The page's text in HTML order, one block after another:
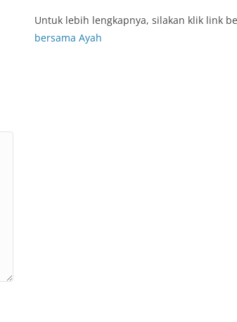
Untuk lebih lengkapnya, silakan klik link
bersama Ayah